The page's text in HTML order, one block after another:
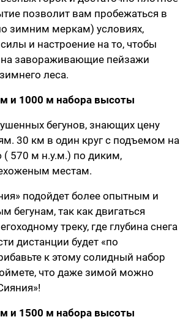
позволит вам пробежаться в
зимним меркам) условиях,
и настроение на то, чтобы
завораживающие пейзажи
леса.
и 1000 м набора высоты
бегунов, знающих цену
30 км в один круг с подъемом на
( 570 м н.у.м.) по диким,
местам.
подойдет более опытным и
бегунам, так как двигаться
треку, где глубина снега
дистанции будет «по
к этому солидный набор
что даже зимой можно
и 1500 м набора высоты